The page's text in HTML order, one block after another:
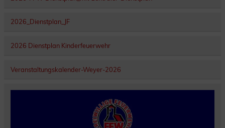
2026_Dienstplan_JF
2026 Dienstplan Kinderfeuerwehr
Veranstaltungskalender-Weyer-2026